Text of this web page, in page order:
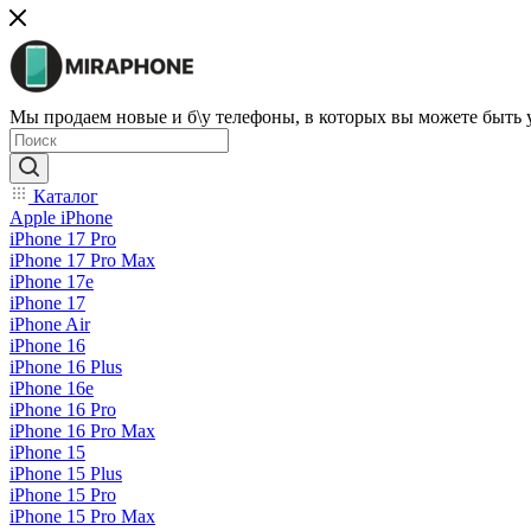
Мы продаем новые и б\у телефоны, в которых вы можете быть
Каталог
Apple iPhone
iPhone 17 Pro
iPhone 17 Pro Max
iPhone 17e
iPhone 17
iPhone Air
iPhone 16
iPhone 16 Plus
iPhone 16e
iPhone 16 Pro
iPhone 16 Pro Max
iPhone 15
iPhone 15 Plus
iPhone 15 Pro
iPhone 15 Pro Max